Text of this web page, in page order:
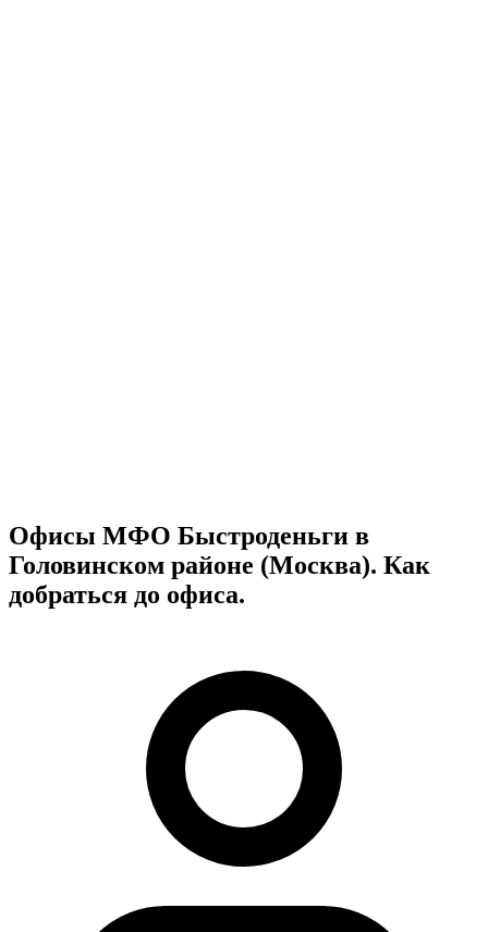
Офисы МФО Быстроденьги в
Головинском районе (Москва). Как
добраться до офиса.